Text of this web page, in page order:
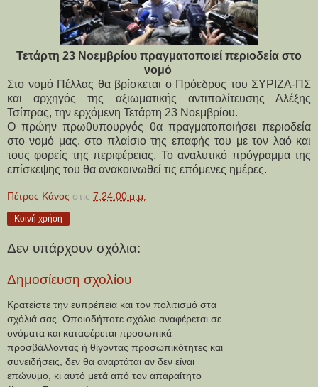
Τετάρτη 23 Νοεμβρίου πραγματοποιεί περιοδεία στο
νομό
Στο νομό Πέλλας θα βρίσκεται ο Πρόεδρος του ΣΥΡΙΖΑ-ΠΣ
και αρχηγός της αξιωματικής αντιπολίτευσης Αλέξης
Τσίπρας, την ερχόμενη Τετάρτη 23 Νοεμβρίου.
Ο πρώην πρωθυπουργός θα πραγματοποιήσει περιοδεία
στο νομό μας, στο πλαίσιο της επαφής του με τον λαό και
τους φορείς της περιφέρειας. Το αναλυτικό πρόγραμμα της
επίσκεψης του θα ανακοινωθεί τις επόμενες ημέρες.
Πέτρος Κάνος στις 7:24:00 μ.μ.
Κοινή χρήση
Δεν υπάρχουν σχόλια:
Δημοσίευση σχολίου
Κρατείστε την ευπρέπεια και τον πολιτισμό στα
σχόλιά σας. Οποιοδήποτε σχόλιο αναφέρεται σε
ονόματα και καταφέρεται προσωπικά
προσβάλλοντας ή θίγοντας προσωπικότητες και
συνειδήσεις, δεν θα αναρτάται αν δεν είναι
επώνυμο, κι αυτό μετά από τον απαραίτητο